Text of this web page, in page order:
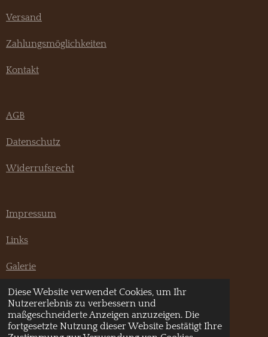
Diese Website verwendet Cookies, um Ihr
Nutzererlebnis zu verbessern und
maßgeschneiderte Anzeigen anzuzeigen. Die
fortgesetzte Nutzung dieser Website bestätigt Ihre
Versand
Zahlungsmöglichkeiten
Kontakt
AGB
Datenschutz
Widerrufsrecht
Impressum
Links
Galerie
F
a
c
I
n
s
© 2020 - 2026 Pannonia Hundeshop